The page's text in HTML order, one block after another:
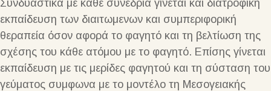
Συνδυαστικά με κάθε συνεδρία γίνεται και διατροφική
εκπαίδευση των διαιτωμενων και συμπεριφορική
θεραπεία όσον αφορά το φαγητό και τη βελτίωση της
σχέσης του κάθε ατόμου με το φαγητό. Επίσης γίνεται
εκπαίδευση με τις μερίδες φαγητού και τη σύσταση του
γεύματος συμφωνα με το μοντέλο τη Μεσογειακής